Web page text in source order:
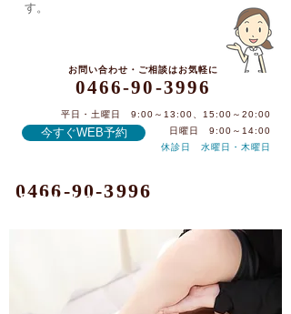
0466-90-3996
お問い合わせ・ご相談はお気軽に
す。
平日・土曜日 9:00～13:00、15:00～20:00
日曜日 9:00～14:00
休診日 水曜日・木曜日
今すぐWEB予約
0466-90-3996
足のむくみ